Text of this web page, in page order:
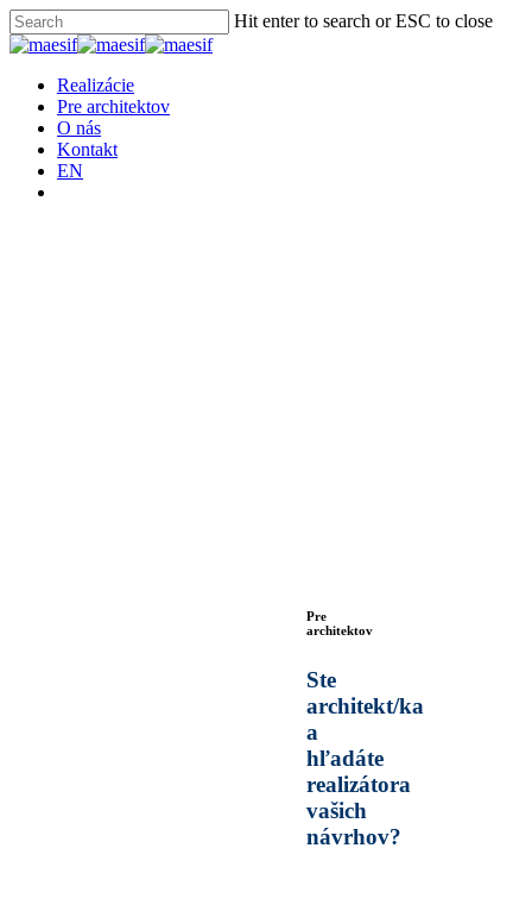
Skip
to
content
Hit enter to search or ESC to close
Close
Menu
Realizácie
Pre architektov
O nás
Kontakt
EN
Pre
architektov
Ste
architekt/ka
a
hľadáte
realizátora
vašich
návrhov?